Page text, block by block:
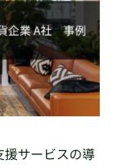
サービスの導